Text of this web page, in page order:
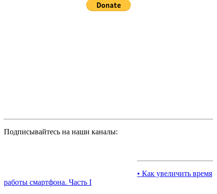
Подписывайтесь на наши каналы:
• Как увеличить время
работы смартфона. Часть I